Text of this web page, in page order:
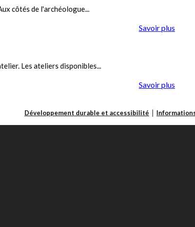
côtés de l'archéologue...
Savoir plus
Les ateliers disponibles...
Savoir plus
Développement durable et accessibilité